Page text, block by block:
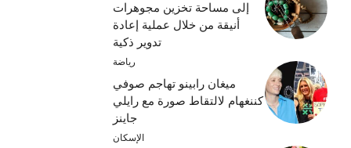
إلى مساحة تخزين مجوهرات
أنيقة من خلال عملية إعادة
تدوير ذكية
رياضة
ميغان رابينو تهاجم صوفي
كننغهام لالتقاط صورة مع رايلي
جاينز
الإسكان